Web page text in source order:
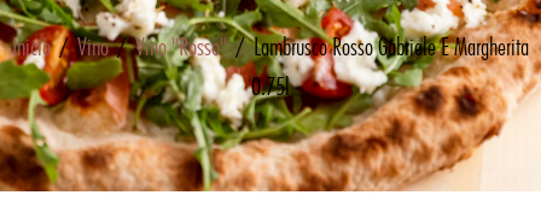
Inicio/Vino/Vino "Rosso"/ Lambrusco Rosso Gabriele E Margherita
0.75l